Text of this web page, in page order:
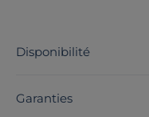
Disponibilité
Garanties